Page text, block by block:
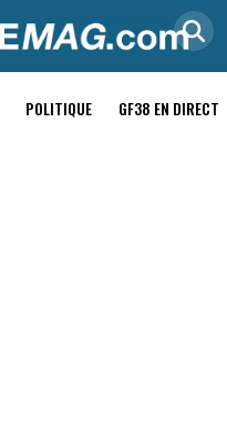
POLITIQUE GF38 EN DIRECT